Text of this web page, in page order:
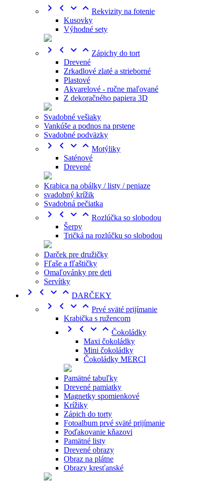
    Rekvizity na fotenie
Kusovky
Výhodné sety
    Zápichy do tort
Drevené
Zrkadlové zlaté a strieborné
Plastové
Akvarelové - ručne maľované
Z dekoračného papiera 3D
Svadobné vešiaky
Vankúše a podnos na prstene
Svadobné podväzky
    Motýliky
Saténové
Drevené
Krabica na obálky / listy / peniaze
svadobný krížik
Svadobná pečiatka
    Rozlúčka so slobodou
Šerpy
Tričká na rozlúčku so slobodou
Darček pre družičky
Fľaše a fľaštičky
Omaľovánky pre deti
Servítky
    DARČEKY
    Prvé sväté prijímanie
Krabička s ružencom
    Čokoládky
Maxi čokoládky
Mini čokoládky
Čokoládky MERCI
Pamätné tabuľky
Drevené pamiatky
Magnetky spomienkové
Krížiky
Zápich do torty
Fotoalbum prvé sväté prijímanie
Poďakovanie kňazovi
Pamätné listy
Drevené obrazy
Obraz na plátne
Obrazy kresťanské